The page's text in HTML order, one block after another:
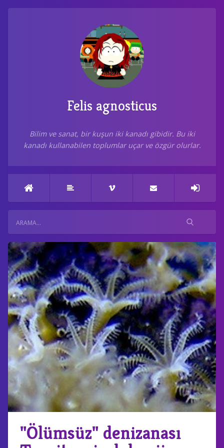
Felis agnosticus
Bilim ve sanat, bir kuşun iki kanadı gibidir. Bu iki
kanadı kullanabilen toplumlar uçar ve özgür olurlar.
"Ölümsüz" denizanası